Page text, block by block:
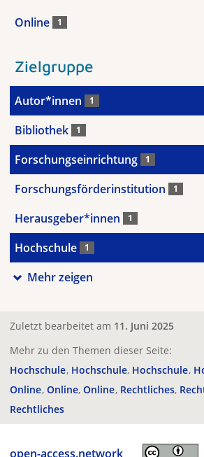
Online 1
Zielgruppe
Autor*innen 1
Bibliothek 1
Forschungseinrichtung 1
Forschungsförderinstitution 1
Herausgeber*innen 1
Hochschule 1
Mehr zeigen
Zuletzt bearbeitet am 11. Juni 2025
Mehr zu den Themen dieser Seite:
Hochschule Hochschule Hochschule
Online Online Online Rechtliches
Rechtliches
open-access.network